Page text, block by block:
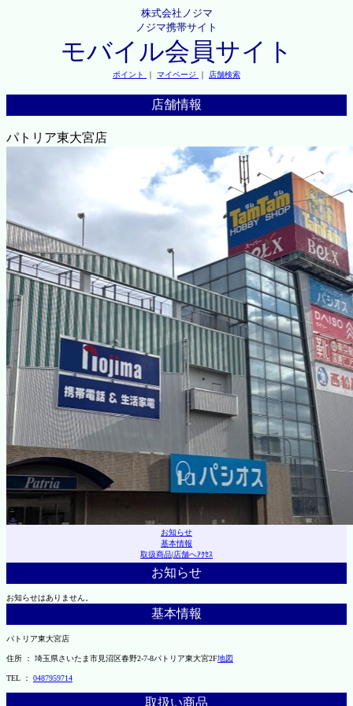
株式会社ノジマ
ノジマ携帯サイト
モバイル会員サイト
ポイント ｜ マイページ ｜ 店舗検索
店舗情報
パトリア東大宮店
お知らせ
基本情報
取扱商品|店舗へｱｸｾｽ
お知らせ
お知らせはありません。
基本情報
パトリア東大宮店
住所 ： 埼玉県さいたま市見沼区春野2-7-8パトリア東大宮2F地図
TEL ： 0487959714
取扱い商品